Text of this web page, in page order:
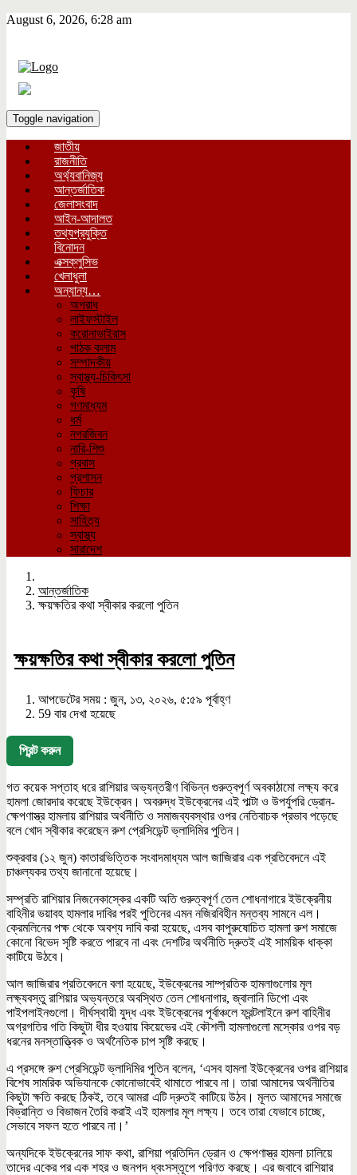
August 6, 2026, 6:28 am
Toggle navigation
জাতীয়
রাজনীতি
অর্থ্যবানিজ্য
আন্তর্জাতিক
জেলাসংবাদ
আইন-আদালত
তথ্যপ্রযুক্তি
বিনোদন
এক্সক্লুসিভ
খেলাধুলা
অন্যান্য…
অপরাধ
লাইফস্টাইল
করোনাভাইরাস
পাঠক কলাম
সম্পাদকীয়
স্বাস্থ্য-চিকিৎসা
কৃষি
গণমাধ্যম
ধর্ম
নগরজিবন
নারি-শিশু
প্রবাস
প্রশাসন
ফিচার
শিক্ষা
সাহিত্য
স্বাস্থ্য
সারাদেশ
আন্তর্জাতিক
ক্ষয়ক্ষতির কথা স্বীকার করলো পুতিন
ক্ষয়ক্ষতির কথা স্বীকার করলো পুতিন
আপডেটের সময় : জুন, ১৩, ২০২৬, ৫:৫৯ পূর্বাহ্ণ
59 বার দেখা হয়েছে
প্রিন্ট করুন
গত কয়েক সপ্তাহ ধরে রাশিয়ার অভ্যন্তরীণ বিভিন্ন গুরুত্বপূর্ণ অবকাঠামো লক্ষ্য করে
হামলা জোরদার করেছে ইউক্রেন। অবরুদ্ধ ইউক্রেনের এই পাল্টা ও উপর্যুপরি ড্রোন-
ক্ষেপণাস্ত্র হামলায় রাশিয়ার অর্থনীতি ও সমাজব্যবস্থার ওপর নেতিবাচক প্রভাব পড়েছে
বলে খোদ স্বীকার করেছেন রুশ প্রেসিডেন্ট ভ্লাদিমির পুতিন।
শুক্রবার (১২ জুন) কাতারভিত্তিক সংবাদমাধ্যম আল জাজিরার এক প্রতিবেদনে এই
চাঞ্চল্যকর তথ্য জানানো হয়েছে।
সম্প্রতি রাশিয়ার নিজনেকাস্কের একটি অতি গুরুত্বপূর্ণ তেল শোধনাগারে ইউক্রেনীয়
বাহিনীর ভয়াবহ হামলার দাবির পরই পুতিনের এমন নজিরবিহীন মন্তব্য সামনে এল।
ক্রেমলিনের পক্ষ থেকে অবশ্য দাবি করা হয়েছে, এসব কাপুরুষোচিত হামলা রুশ সমাজে
কোনো বিভেদ সৃষ্টি করতে পারবে না এবং দেশটির অর্থনীতি দ্রুতই এই সাময়িক ধাক্কা
কাটিয়ে উঠবে।
আল জাজিরার প্রতিবেদনে বলা হয়েছে, ইউক্রেনের সাম্প্রতিক হামলাগুলোর মূল
লক্ষ্যবস্তু রাশিয়ার অভ্যন্তরে অবস্থিত তেল শোধনাগার, জ্বালানি ডিপো এবং
পাইপলাইনগুলো। দীর্ঘস্থায়ী যুদ্ধ এবং ইউক্রেনের পূর্বাঞ্চলে ফ্রন্টলাইনে রুশ বাহিনীর
অগ্রগতির গতি কিছুটা ধীর হওয়ায় কিয়েভের এই কৌশলী হামলাগুলো মস্কোর ওপর বড়
ধরনের মনস্তাত্ত্বিক ও অর্থনৈতিক চাপ সৃষ্টি করছে।
এ প্রসঙ্গে রুশ প্রেসিডেন্ট ভ্লাদিমির পুতিন বলেন, ‘এসব হামলা ইউক্রেনের ওপর রাশিয়ার
বিশেষ সামরিক অভিযানকে কোনোভাবেই থামাতে পারবে না। তারা আমাদের অর্থনীতির
কিছুটা ক্ষতি করছে ঠিকই, তবে আমরা এটি দ্রুতই কাটিয়ে উঠব। মূলত আমাদের সমাজে
বিভ্রান্তি ও বিভাজন তৈরি করাই এই হামলার মূল লক্ষ্য। তবে তারা যেভাবে চাচ্ছে,
সেভাবে সফল হতে পারবে না।’
অন্যদিকে ইউক্রেনের সাফ কথা, রাশিয়া প্রতিদিন ড্রোন ও ক্ষেপণাস্ত্র হামলা চালিয়ে
তাদের একের পর এক শহর ও জনপদ ধ্বংসস্তূপে পরিণত করছে। এর জবাবে রাশিয়ার